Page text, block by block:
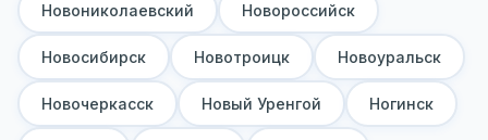
Новониколаевский Новороссийск
Новосибирск Новотроицк Новоуральск
Новочеркасск Новый Уренгой Ногинск